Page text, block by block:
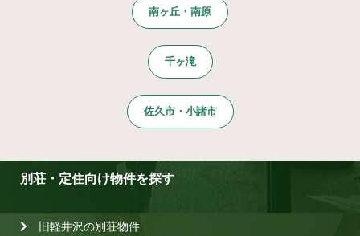
南ヶ丘・南原
千ヶ滝
佐久市・小諸市
別荘・定住向け物件を探す
旧軽井沢の別荘物件